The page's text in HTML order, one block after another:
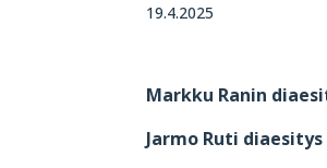
19.4.2025
Markku Ranin
Jarmo Ruti